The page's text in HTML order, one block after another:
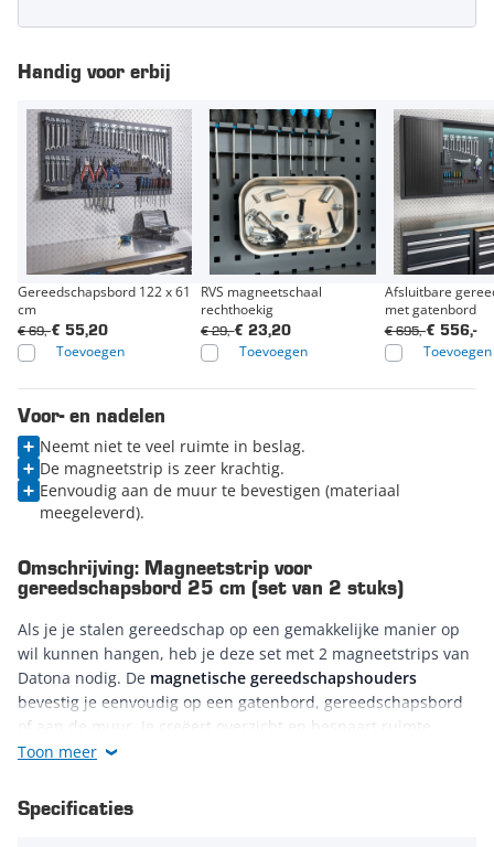
Handig voor erbij
Gereedschapsbord 122 x 61
cm
€ 55,20
€ 69,-
Toevoegen
RVS magneetschaal
rechthoekig
€ 23,20
€ 29,-
Toevoegen
Afsluitbare
met gatenbord
€ 556,-
€ 695,-
Toevoegen
Voor- en nadelen
Neemt niet te veel ruimte in beslag.
De magneetstrip is zeer krachtig.
Eenvoudig aan de muur te bevestigen (materiaal
meegeleverd).
Omschrijving: Magneetstrip voor
gereedschapsbord 25 cm (set van 2 stuks)
Als je je stalen gereedschap op een gemakkelijke manier op
wil kunnen hangen, heb je deze set met 2 magneetstrips van
Datona nodig. De magnetische gereedschapshouders
bevestig je eenvoudig op een gatenbord, gereedschapsbord
of aan de muur. Je creëert overzicht en bespaart ruimte
wanneer je deze magneetstrips gebruikt om jouw losse tools
schroevendraaiers, tangen, ringsleutels en andere
gereedschappen van metaal. Lang zoeken naar het
Toon meer
Specificaties